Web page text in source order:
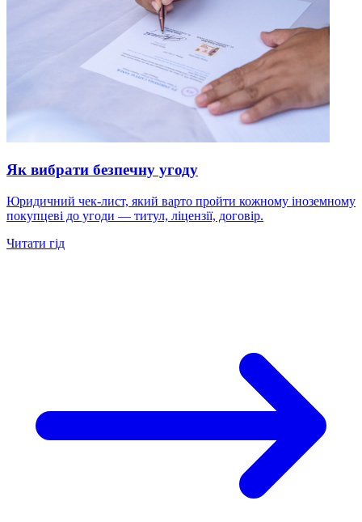
Як вибрати безпечну угоду
Юридичний чек-лист, який варто пройти кожному іноземному
покупцеві до угоди — титул, ліцензії, договір.
Читати гід